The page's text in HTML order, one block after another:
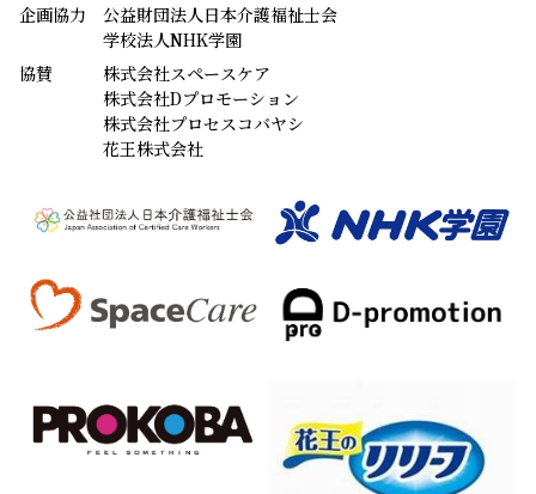
企画協力
公益財団法人日本介護福祉士会
学校法人NHK学園
協賛
株式会社スペースケア
株式会社Dプロモーション
株式会社プロセスコバヤシ
花王株式会社